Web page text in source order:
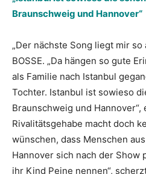
Braunschweig und Hannover“
„Der nächste Song liegt mir so
BOSSE. „Da hängen so gute
als Familie nach Istanbul
Tochter. Istanbul ist sowieso
Braunschweig und Hannover“,
Rivalitätsgehabe macht doch
wünschen, dass Menschen
Hannover sich nach der Show
ihr Kind Peine nennen“,